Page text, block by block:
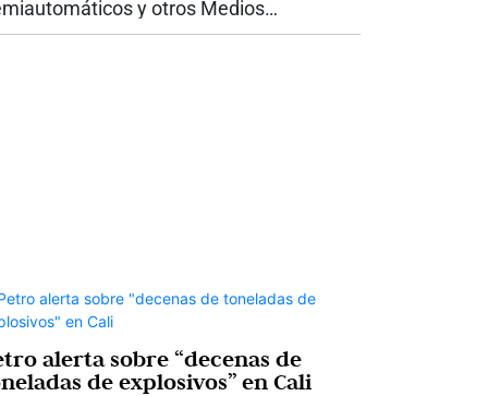
y otros Medios
alerta sobre “decenas de
de explosivos” en Cali